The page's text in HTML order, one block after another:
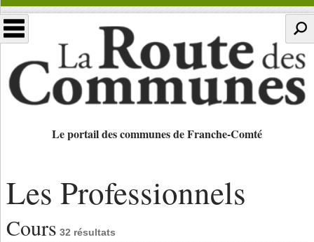
Le portail des communes de Franche-Comté
Les Professionnels
Cours 32 résultats